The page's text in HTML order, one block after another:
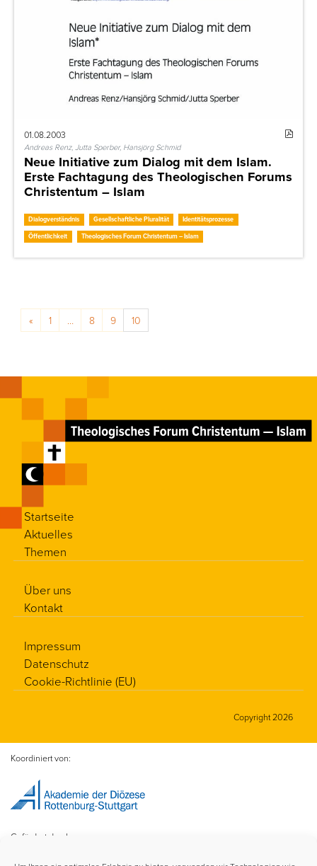
01.08.2003
Andreas Renz, Jutta Sperber, Hansjörg Schmid
Neue Initiative zum Dialog mit dem Islam.
Erste Fachtagung des Theologischen Forums
Christentum – Islam
Dialogverständnis Gesellschaftliche Pluralität
Identitätsprozesse
Öffentlichkeit
Theologisches Forum Christentum – Islam
« 1 … 8 9 10
Startseite
Aktuelles
Themen
Über uns
Kontakt
Impressum
Datenschutz
Cookie-Richtlinie (EU)
Copyright 2026
Koordiniert von:
Gefördert durch: